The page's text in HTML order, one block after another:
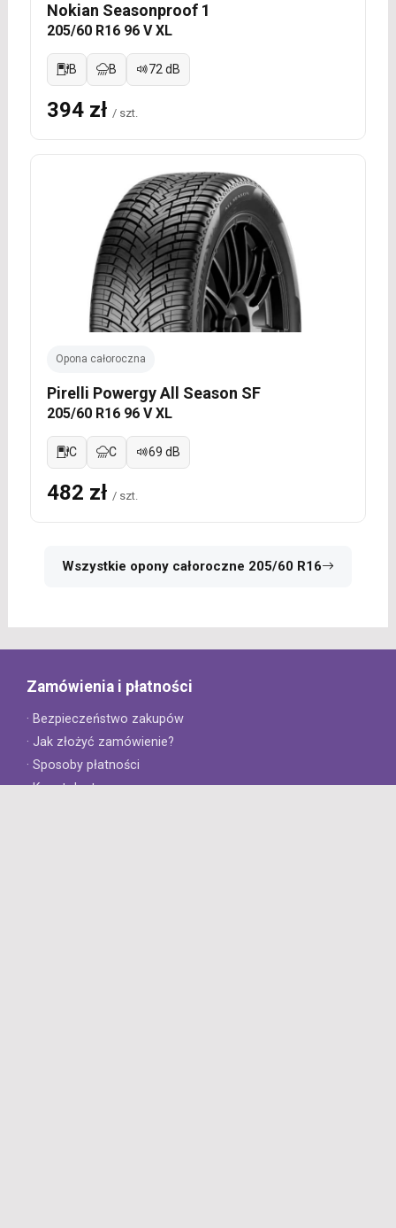
Nokian Seasonproof 1
205/60 R16 96 V XL
B B 72 dB
394 zł / szt.
Opona całoroczna
Pirelli Powergy All Season SF
205/60 R16 96 V XL
C C 69 dB
482 zł / szt.
Wszystkie opony całoroczne 205/60 R16
Zamówienia i płatności
· Bezpieczeństwo zakupów
· Jak złożyć zamówienie?
· Sposoby płatności
· Koszt dostawy